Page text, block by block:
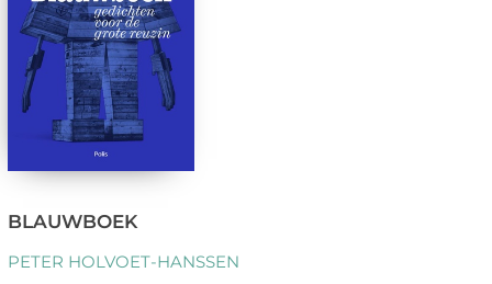
BLAUWBOEK
PETER HOLVOET-HANSSEN